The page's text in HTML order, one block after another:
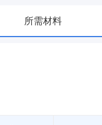
所需材料